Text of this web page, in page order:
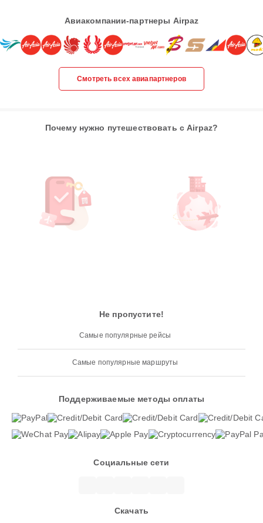
Авиакомпании-партнеры Airpaz
Смотреть всех авиапартнеров
Почему нужно путешествовать с Airpaz?
Не пропустите!
Самые популярные рейсы
Самые популярные маршруты
Поддерживаемые методы оплаты
Социальные сети
Скачать